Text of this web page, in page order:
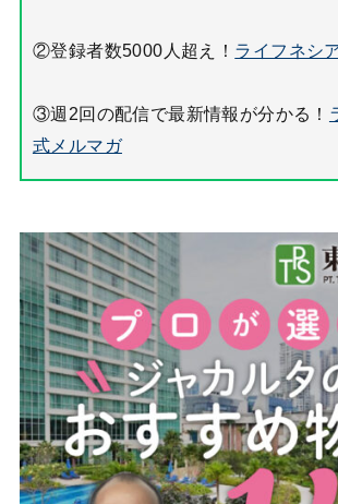
②登録者数5000人超え！ ライフネシ
③週2回の配信で最新情報が分かる！
式メルマガ